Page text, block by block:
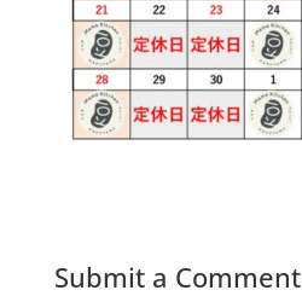
Submit a Comment